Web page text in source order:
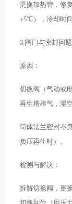
更换加热管，修
±5℃），冷却时
3.阀门与密封问题
原因：
切换阀（气动或
再生塔串气，湿
筒体法兰密封不
负压再生时）。
检测与解决：
拆解切换阀，更
切换到位（用压